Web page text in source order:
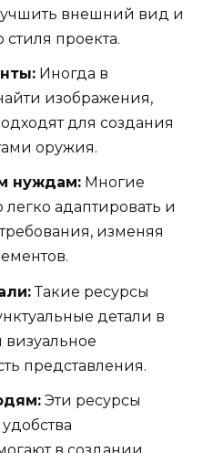
внешний вид и
стиля проекта.
Иногда в
изображения,
для создания
оружия.
нуждам: Многие
адаптировать и
изменяя
Такие ресурсы
детали в
визуальное
представления.
Эти ресурсы